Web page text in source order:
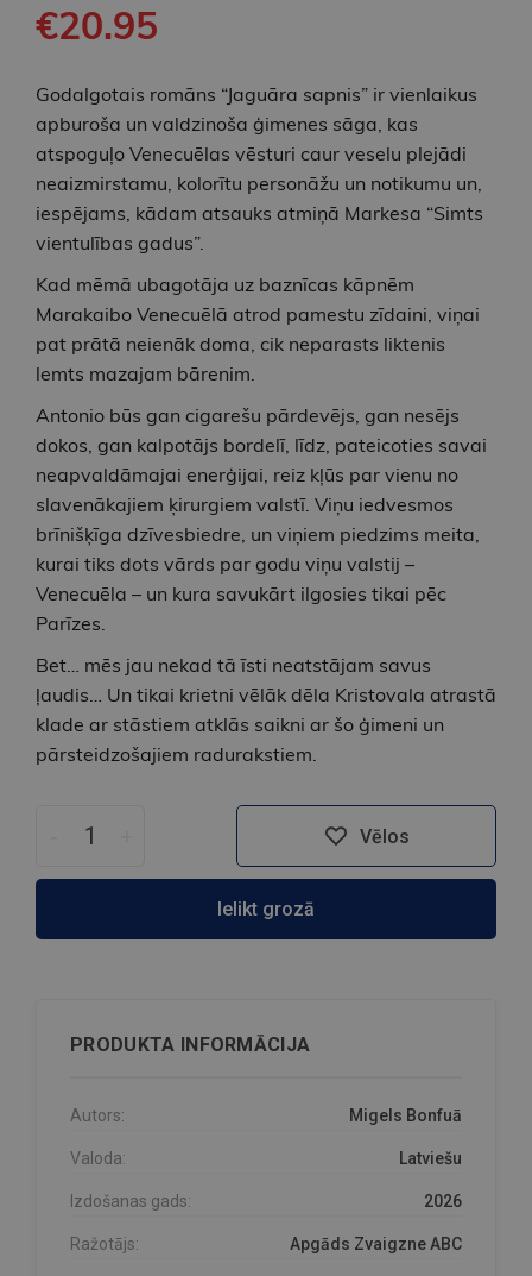
€20.95
Godalgotais romāns “Jaguāra sapnis” ir vienlaikus
apburoša un valdzinoša ģimenes sāga, kas
atspoguļo Venecuēlas vēsturi caur veselu plejādi
neaizmirstamu, kolorītu personāžu un notikumu un,
iespējams, kādam atsauks atmiņā Markesa “Simts
vientulības gadus”.
Kad mēmā ubagotāja uz baznīcas kāpnēm
Marakaibo Venecuēlā atrod pamestu zīdaini, viņai
pat prātā neienāk doma, cik neparasts liktenis
lemts mazajam bārenim.
Antonio būs gan cigarešu pārdevējs, gan nesējs
dokos, gan kalpotājs bordelī, līdz, pateicoties savai
neapvaldāmajai enerģijai, reiz kļūs par vienu no
slavenākajiem ķirurgiem valstī. Viņu iedvesmos
brīnišķīga dzīvesbiedre, un viņiem piedzims meita,
kurai tiks dots vārds par godu viņu valstij –
Venecuēla – un kura savukārt ilgosies tikai pēc
Parīzes.
Bet… mēs jau nekad tā īsti neatstājam savus
ļaudis… Un tikai krietni vēlāk dēla Kristovala atrastā
klade ar stāstiem atklās saikni ar šo ģimeni un
pārsteidzošajiem radurakstiem.
Vēlos
Ielikt grozā
PRODUKTA INFORMĀCIJA
Autors: Migels Bonfuā
Valoda: Latviešu
Izdošanas gads: 2026
Ražotājs: Apgāds Zvaigzne ABC